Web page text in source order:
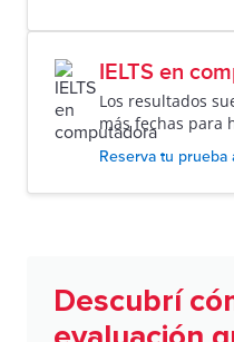
IELTS en
Los resultados
más fechas para
Reserva tu prueba
Descubrí